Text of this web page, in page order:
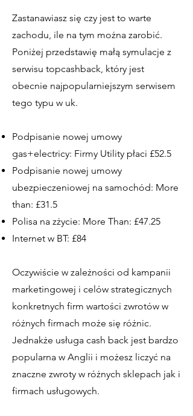
Zastanawiasz się czy jest to warte
zachodu, ile na tym można zarobić.
Poniżej przedstawię małą symulacje z
serwisu topcashback, który jest
obecnie najpopularniejszym serwisem
tego typu w uk.
Podpisanie nowej umowy
gas+electricy: Firmy Utility płaci £52.5
Podpisanie nowej umowy
ubezpieczeniowej na samochód: More
than: £31.5
Polisa na zżycie: More Than: £47.25
Internet w BT: £84
Oczywiście w zależności od kampanii
marketingowej i celów strategicznych
konkretnych firm wartości zwrotów w
różnych firmach może się różnic.
Jednakże usługa cash back jest bardzo
popularna w Anglii i możesz liczyć na
znaczne zwroty w różnych sklepach jak i
firmach usługowych.